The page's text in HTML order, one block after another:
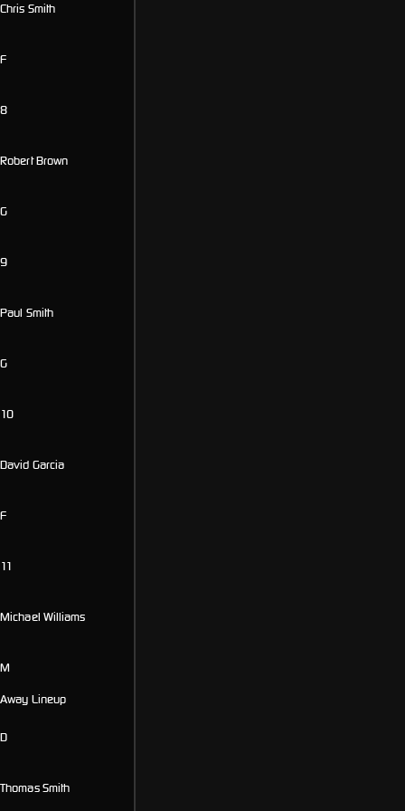
Chris Smith
F
8
Robert Brown
G
9
Paul Smith
G
10
David Garcia
F
11
Michael Williams
M
Away Lineup
D
Thomas Smith